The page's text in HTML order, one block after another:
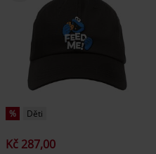
% Děti
Kč 287,00